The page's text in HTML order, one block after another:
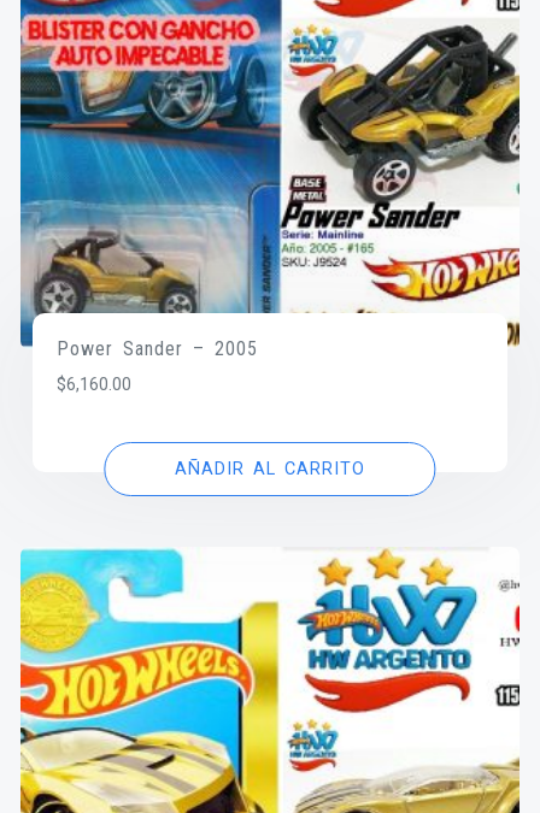
Power Sander – 2005
$6,160.00
AÑADIR AL CARRITO